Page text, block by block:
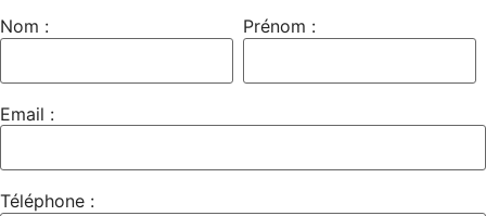
Nom : Prénom :
Email :
Téléphone :